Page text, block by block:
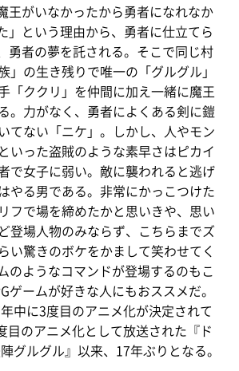
魔王がいなかったから勇者になれなか
」という理由から、勇者に仕立てら
勇者の夢を託される。そこで同じ村
」の生き残りで唯一の「グルグル」
「ククリ」を仲間に加え一緒に魔王
。力がなく、勇者によくある剣に鎧
てない「ニケ」。しかし、人やモン
いった盗賊のような素早さはピカイ
で女子に弱い。敵に襲われると逃げ
やる男である。非常にかっこつけた
フで場を締めたかと思いきや、思い
登場人物のみならず、こちらまでズ
い驚きのボケをかまして笑わせてく
のようなコマンドが登場するのもこ
ゲームが好きな人にもおススメだ。
中に3度目のアニメ化が決定されて
目のアニメ化として放送された『ド
グルグル』以来、17年ぶりとなる。